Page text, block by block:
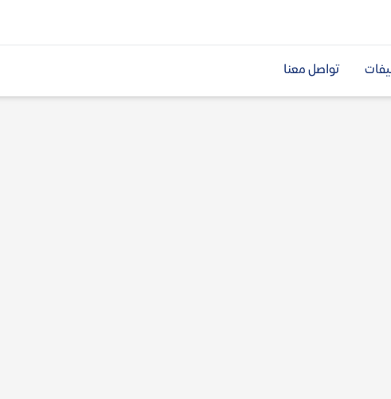
تواصل معنا